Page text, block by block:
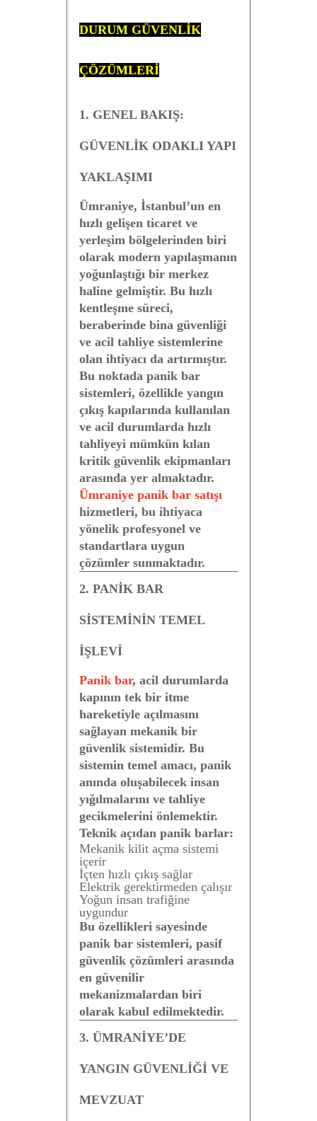
DURUM GÜVENLİK
ÇÖZÜMLERİ
1. GENEL BAKIŞ:
GÜVENLİK ODAKLI YAPI
YAKLAŞIMI
Ümraniye, İstanbul’un en
hızlı gelişen ticaret ve
yerleşim bölgelerinden biri
olarak modern yapılaşmanın
yoğunlaştığı bir merkez
haline gelmiştir. Bu hızlı
kentleşme süreci,
beraberinde bina güvenliği
ve acil tahliye sistemlerine
olan ihtiyacı da artırmıştır.
Bu noktada panik bar
sistemleri, özellikle yangın
çıkış kapılarında kullanılan
ve acil durumlarda hızlı
tahliyeyi mümkün kılan
kritik güvenlik ekipmanları
arasında yer almaktadır.
Ümraniye panik bar satışı
hizmetleri, bu ihtiyaca
yönelik profesyonel ve
standartlara uygun
çözümler sunmaktadır.
2. PANİK BAR
SİSTEMİNİN TEMEL
İŞLEVİ
Panik bar, acil durumlarda
kapının tek bir itme
hareketiyle açılmasını
sağlayan mekanik bir
güvenlik sistemidir. Bu
sistemin temel amacı, panik
anında oluşabilecek insan
yığılmalarını ve tahliye
gecikmelerini önlemektir.
Teknik açıdan panik barlar:
Mekanik kilit açma sistemi
içerir
İçten hızlı çıkış sağlar
Elektrik gerektirmeden çalışır
Yoğun insan trafiğine
uygundur
Bu özellikleri sayesinde
panik bar sistemleri, pasif
güvenlik çözümleri arasında
en güvenilir
mekanizmalardan biri
olarak kabul edilmektedir.
3. ÜMRANİYE’DE
YANGIN GÜVENLİĞİ VE
MEVZUAT